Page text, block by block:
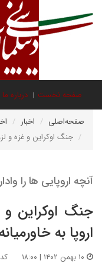
صفحه نخست درباره ما
صفحه‌اصلی اخبار
جنگ اوکراین و غزه و
آنچه اروپایی ها را
جنگ اوکراین و
اروپا به خاورمیانه
کد :